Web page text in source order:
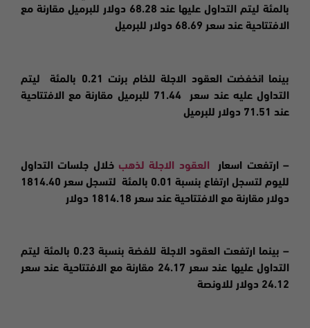
بالمئة ليتم التداول عليها عند 68.28 دولار للبرميل مقارنة مع
الافتتاحية عند سعر 68.69 دولار للبرميل
بينما انخفضت
العقود الاجلة للخام برنت 0.21 بالمئة ليتم
التداول عليه عند سعر 71.44 للبرميل مقارنة مع الافتتاحية
عند 71.51 دولار للبرميل
– ارتفعت اسعار العقود الاجلة لذهب خلال جلسات التداول
لليوم لتسجل ارتفاع بنسبة 0.01 بالمئة لتسجل سعر 1814.40
دولار مقارنة مع الافتتاحية عند سعر 1814.18 دولار
– بينما ارتفعت العقود الاجلة للفضة بنسبة 0.23 بالمئة ليتم
التداول عليها عند سعر 24.17 مقارنة مع الافتتاحية عند سعر
24.12 دولار للاونصة